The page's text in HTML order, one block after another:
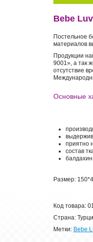
Bebe
Постельное
материалов
Продукции
9001», а так
отсутствие
Основные
приятно
состав
Размер:
Код товара:
Страна:
Метки: Bebe